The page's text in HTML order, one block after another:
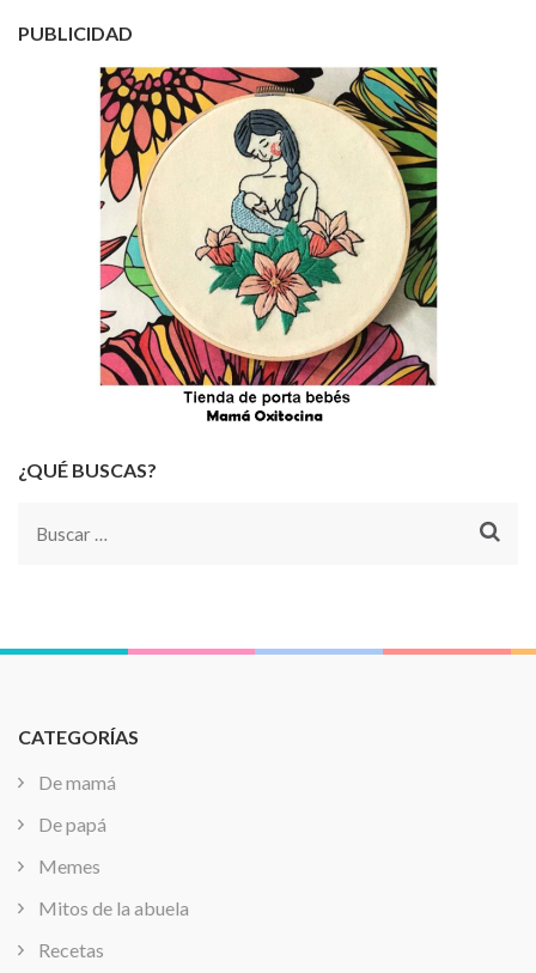
PUBLICIDAD
¿QUÉ BUSCAS?
Buscar:
CATEGORÍAS
De mamá
De papá
Memes
Mitos de la abuela
Recetas